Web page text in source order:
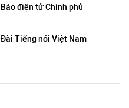
Báo điện tử Chính phủ
Đài Tiếng nói Việt Nam